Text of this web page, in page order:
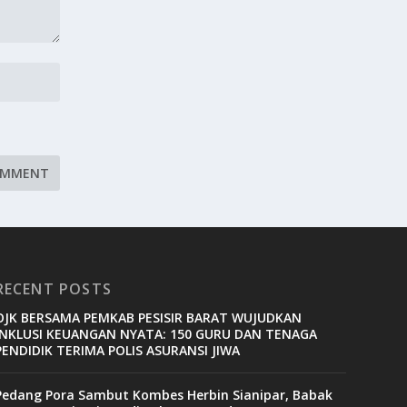
POSTS
BERSAMA PEMKAB PESISIR BARAT WUJUDKAN
KEUANGAN NYATA: 150 GURU DAN TENAGA
TERIMA POLIS ASURANSI JIWA
Pora Sambut Kombes Herbin Sianipar, Babak